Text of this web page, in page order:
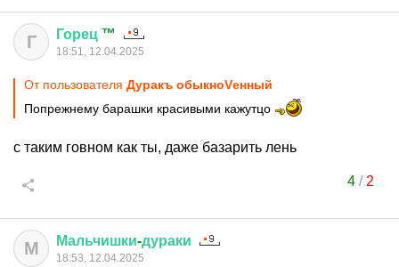
Г Горец ™
18:51, 12.04.2025
От пользователя Дуракъ обыкноVенный
Попрежнему барашки красивыми кажутцо
с таким говном как ты, даже базарить лень
4/ 2
М Мальчишки-дураки
18:53, 12.04.2025